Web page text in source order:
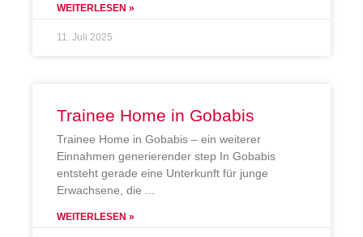
WEITERLESEN »
11. Juli 2025
Trainee Home in Gobabis
Trainee Home in Gobabis – ein weiterer
Einnahmen generierender step In Gobabis
entsteht gerade eine Unterkunft für junge
Erwachsene, die
WEITERLESEN »